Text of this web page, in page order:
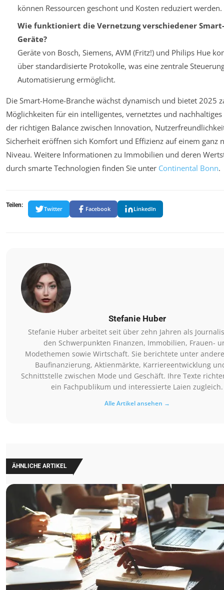
können Ressourcen geschont und Kosten reduziert werden.
Wie funktioniert die Vernetzung verschiedener
Geräte?
Geräte von Bosch, Siemens, AVM (Fritz!) und Philips Hue
über standardisierte Protokolle, was eine zentrale
Automatisierung ermöglicht.
Die Smart-Home-Branche wächst dynamisch und bietet 2025
Möglichkeiten für ein intelligentes, vernetztes und
der richtigen Balance zwischen Innovation,
Sicherheit eröffnen sich Komfort und Effizienz auf einem ganz
Niveau. Weitere Informationen zu Immobilien und deren
durch smarte Technologien finden Sie unter Continental Bonn.
Teilen:
Twitter Facebook LinkedIn
Stefanie Huber
Stefanie Huber arbeitet seit über zehn Jahren als
den Schwerpunkten Finanzen, Immobilien, Frauen-
Modethemen sowie Wirtschaft. Sie berichtete unter
Baufinanzierung, Aktienmärkte, Karriereentwicklung
Schnittstelle zwischen Mode und Geschäft. Ihre Texte
ein Fachpublikum und interessierte Laien zugleich.
Alle Artikel ansehen →
ÄHNLICHE ARTIKEL